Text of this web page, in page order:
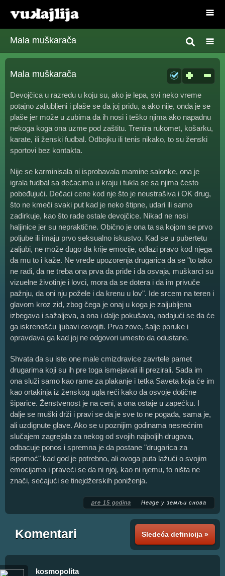
Mala muškarača
Mala muškarača
Devojčica u razredu u koju su, ako je lepa, svi neko vreme
potajno zaljubljeni i plaše se da joj priđu, a ako nije, onda je se
plaše jer može u zubima da ih nosi i teško njima ako napadnu
nekoga koga ona uzme pod zaštitu. Trenira rukomet, košarku,
karate, ili ženski fudbal. Odbojku ili tenis nikako, to su ženski
sportovi bez kontakta.
Nije se karminisala ni isprobavala mamine salonke, ona je
igrala fudbal sa dečacima u kraju i tukla se sa njima često
pobeđujući. Dečaci cene kod nje što je neustrašiva i OK drug,
što ne kmeči svaki put kad je neko štipne, udari ili samo
zadirkuje, kao što rade ostale devojčice. Nikad ne nosi
haljinice jer su nepraktične. Obično je ona ta sa kojom se prvo
poljube ili imaju prvo seksualno iskustvo. Kad se u pubertetu
zaljubi, ne može dugo da krije emocije, odlazi pravo kod njega
da mu to i kaže. Ne vrede upozorenja drugarica da se "to tako
ne radi, da ne treba ona prva da priđe i da osvaja, muškarci su
vizuelne životinje i lovci, mora da se dotera i da im privuče
pažnju, da oni nju požele i da krenu u lov". Ide srcem na teren i
glavom kroz zid, zbog čega je onaj u koga je zaljubljena
izbegava i sažaljeva, a ona i dalje pokušava, nadajući se da će
ga iskrenošću ljubavi osvojiti. Prva zove, šalje poruke i
opravdava ga kad joj ne odgovori umesto da odustane.
Shvata da su iste one male cmizdravice zavrtele pamet
drugarima koji su ih pre toga ismejavali ili prezirali. Sada im
ona služi samo kao rame za plakanje i tetka Saveta koja će im
kao ortakinja iz ženskog ugla reći kako da osvoje dotične
šiparice. Ženstvenost je na ceni, a ona ostaje u zapećku. I
dalje se muški drži i pravi se da je sve to ne pogađa, sama je,
ali uzdignute glave. Ako se u poznijim godinama nesrećnim
slučajem zagrejala za nekog od svojih najboljih drugova,
odbacuje ponos i spremna je da postane "drugarica za
ispomoć" kad god je potrebno, ali ovoga puta lažući o svojim
emocijama i praveći se da ni njoj, kao ni njemu, to ništa ne
znači, sećajući se tinejdžerskih poniženja.
pre 15 godina Негде у земљи снова
Sledeća definicija »
Komentari
kosmopolita